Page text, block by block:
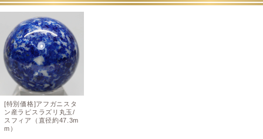
[特別価格]アフガニスタ
ン産ラピスラズリ丸玉/
スフィア（直径約47.3m
m）